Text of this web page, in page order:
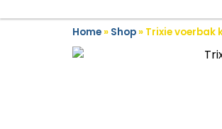
Home» Shop» Trixie